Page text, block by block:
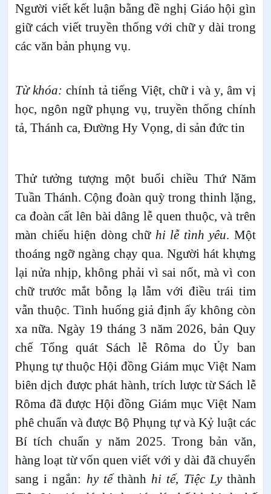
Người viết kết luận bằng đề nghị Giáo hội gìn
giữ cách viết truyền thống với chữ y dài trong
các văn bản phụng vụ.
Từ khóa: chính tả tiếng Việt, chữ i và y, âm vị
học, ngôn ngữ phụng vụ, truyền thống chính
tả, Thánh ca, Đường Hy Vọng, di sản đức tin
Thử tưởng tượng một buổi chiều Thứ Năm
Tuần Thánh. Cộng đoàn quỳ trong thinh lặng,
ca đoàn cất lên bài dâng lễ quen thuộc, và trên
màn chiếu hiện dòng chữ hi lễ tình yêu. Một
thoáng ngỡ ngàng chạy qua. Người hát khựng
lại nửa nhịp, không phải vì sai nốt, mà vì con
chữ trước mắt bỗng lạ lẫm với điều trái tim
vẫn thuộc. Tình huống giả định ấy không còn
xa nữa. Ngày 19 tháng 3 năm 2026, bản Quy
chế Tổng quát Sách lễ Rôma do Ủy ban
Phụng tự thuộc Hội đồng Giám mục Việt Nam
biên dịch được phát hành, trích lược từ Sách lễ
Rôma đã được Hội đồng Giám mục Việt Nam
phê chuẩn và được Bộ Phụng tự và Kỷ luật các
Bí tích chuẩn y năm 2025. Trong bản văn,
hàng loạt từ vốn quen viết với y dài đã chuyển
sang i ngắn: hy tếthành hi tế, Tiệc Lythành